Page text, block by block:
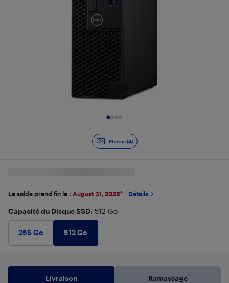
Photos (4)
Le solde prend fin le : August 31, 2026* Détails
Capacité du Disque SSD: 512 Go
256 Go 512 Go
Livraison Ramassage